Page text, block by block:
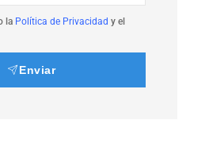
la Política de Privacidad y el
Enviar